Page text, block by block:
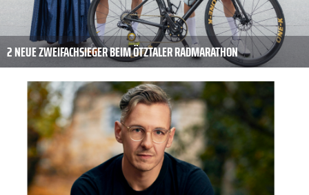
2 NEUE ZWEIFACHSIEGER BEIM ÖTZTALER RADMARATHON